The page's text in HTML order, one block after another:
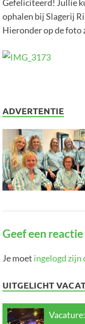
Gefeliciteerd! Jullie
ophalen bij Slagerij
Hieronder op de foto
ADVERTENTIE
Geef een reactie
Je moet ingelogd zijn
UITGELICHT